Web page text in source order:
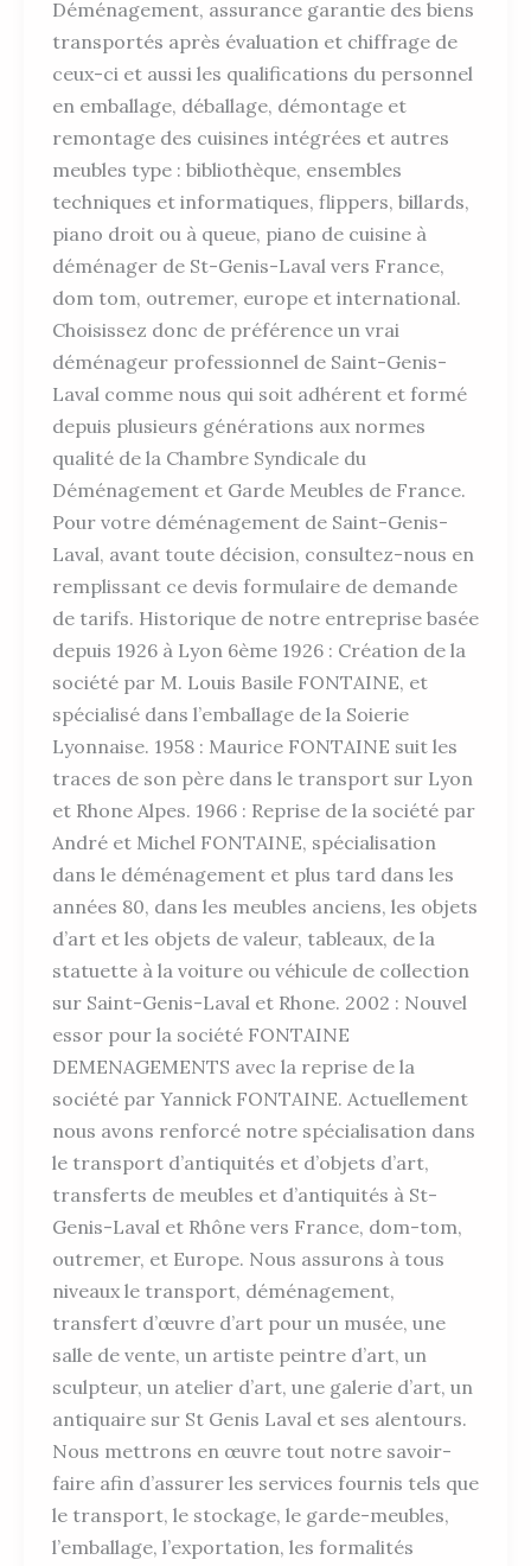
Déménagement, assurance garantie des biens
transportés après évaluation et chiffrage de
ceux-ci et aussi les qualifications du personnel
en emballage, déballage, démontage et
remontage des cuisines intégrées et autres
meubles type : bibliothèque, ensembles
techniques et informatiques, flippers, billards,
piano droit ou à queue, piano de cuisine à
déménager de St-Genis-Laval vers France,
dom tom, outremer, europe et international.
Choisissez donc de préférence un vrai
déménageur professionnel de Saint-Genis-
Laval comme nous qui soit adhérent et formé
depuis plusieurs générations aux normes
qualité de la Chambre Syndicale du
Déménagement et Garde Meubles de France.
Pour votre déménagement de Saint-Genis-
Laval, avant toute décision, consultez-nous en
remplissant ce devis formulaire de demande
de tarifs. Historique de notre entreprise basée
depuis 1926 à Lyon 6ème 1926 : Création de la
société par M. Louis Basile FONTAINE, et
spécialisé dans l’emballage de la Soierie
Lyonnaise. 1958 : Maurice FONTAINE suit les
traces de son père dans le transport sur Lyon
et Rhone Alpes. 1966 : Reprise de la société par
André et Michel FONTAINE, spécialisation
dans le déménagement et plus tard dans les
années 80, dans les meubles anciens, les objets
d’art et les objets de valeur, tableaux, de la
statuette à la voiture ou véhicule de collection
sur Saint-Genis-Laval et Rhone. 2002 : Nouvel
essor pour la société FONTAINE
DEMENAGEMENTS avec la reprise de la
société par Yannick FONTAINE. Actuellement
nous avons renforcé notre spécialisation dans
le transport d’antiquités et d’objets d’art,
transferts de meubles et d’antiquités à St-
Genis-Laval et Rhône vers France, dom-tom,
outremer, et Europe. Nous assurons à tous
niveaux le transport, déménagement,
transfert d’œuvre d’art pour un musée, une
salle de vente, un artiste peintre d’art, un
sculpteur, un atelier d’art, une galerie d’art, un
antiquaire sur St Genis Laval et ses alentours.
Nous mettrons en œuvre tout notre savoir-
faire afin d’assurer les services fournis tels que
le transport, le stockage, le garde-meubles,
l’emballage, l’exportation, les formalités